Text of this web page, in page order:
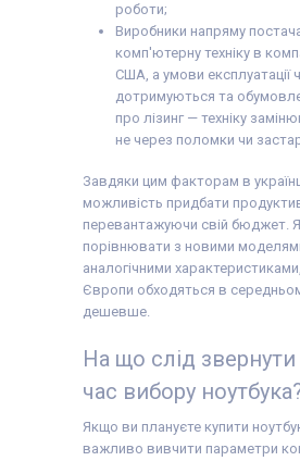
роботи;
Виробники напряму
комп'ютерну техніку в
США, а умови експлуатації
дотримуються та
про лізинг — техніку
не через поломки чи
Завдяки цим факторам в
можливість придбати
перевантажуючи свій бюджет.
порівнювати з новими
аналогічними
Європи обходяться в
дешевше.
На що слід звернути
час вибору
Якщо ви плануєте купити ноутбук
важливо вивчити параметри